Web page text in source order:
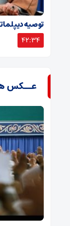
توصیه
42:34
عــکس